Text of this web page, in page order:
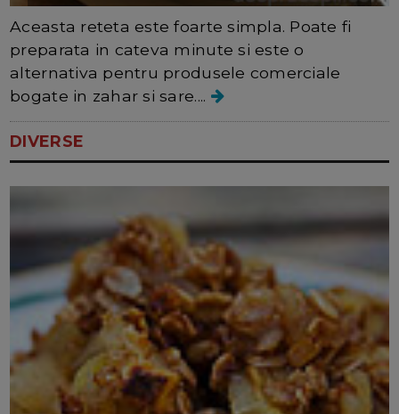
Aceasta reteta este foarte simpla. Poate fi
preparata in cateva minute si este o
alternativa pentru produsele comerciale
bogate in zahar si sare....
DIVERSE